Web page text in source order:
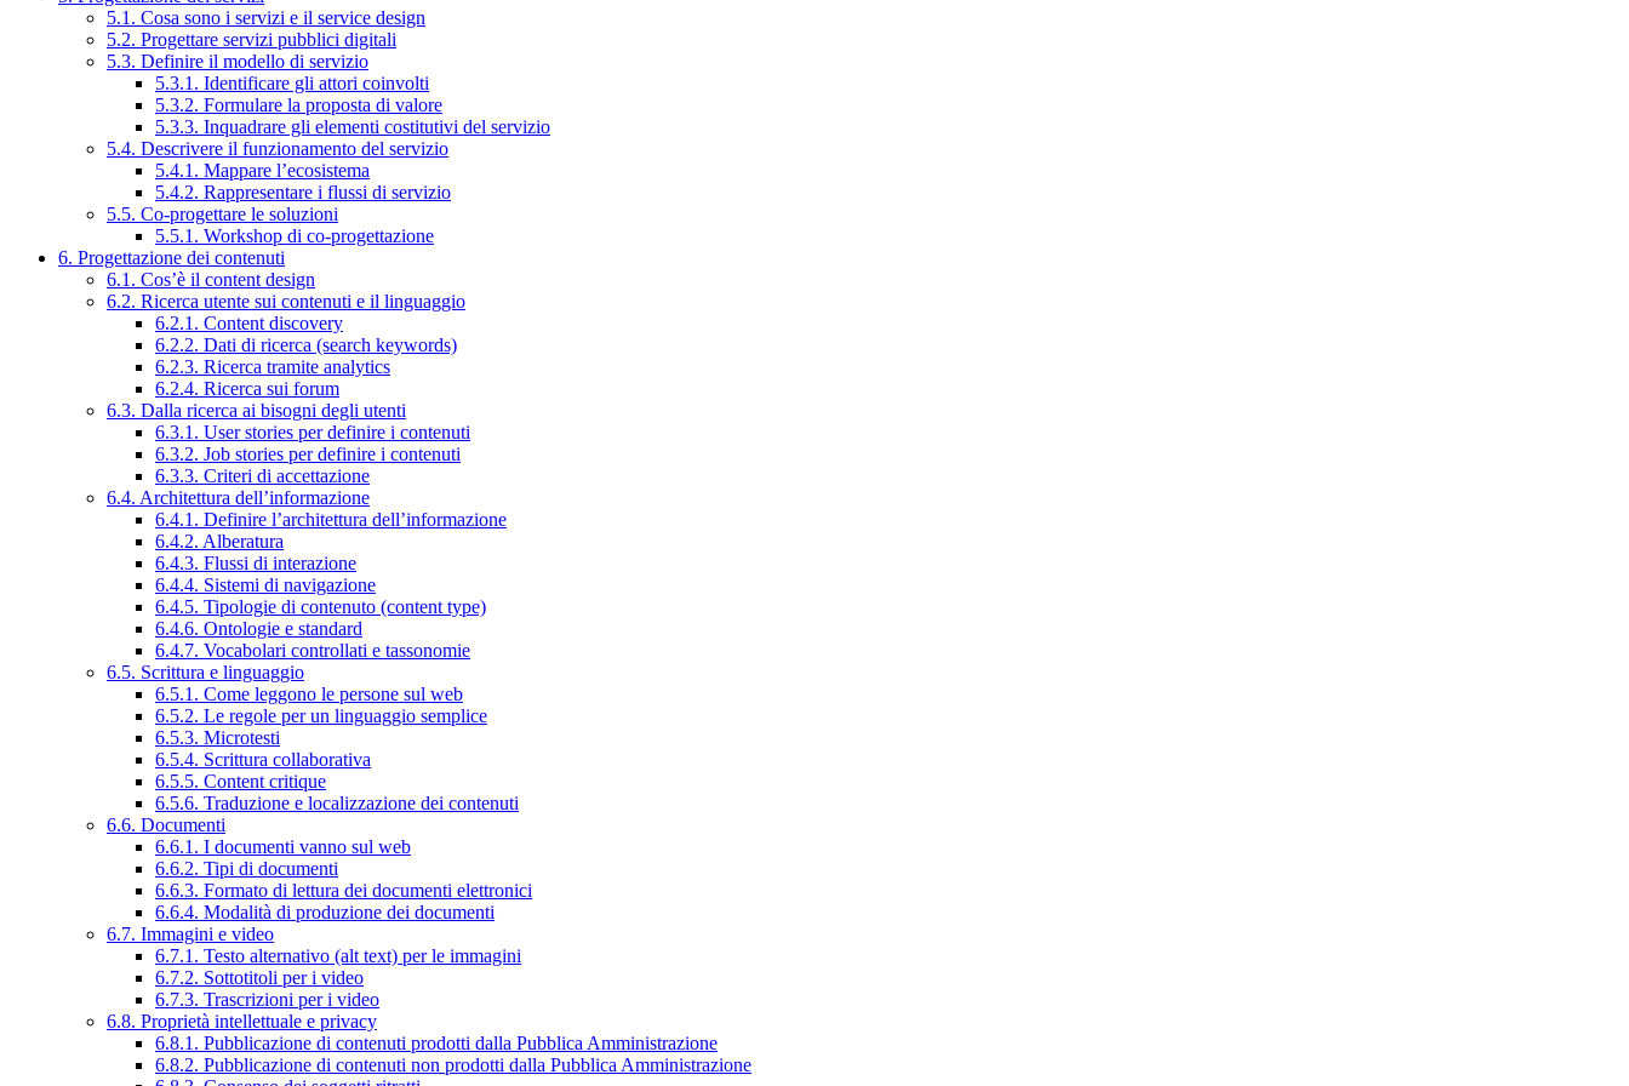
5.1. Cosa sono i servizi e il service design
5.2. Progettare servizi pubblici digitali
5.3. Definire il modello di servizio
5.3.1. Identificare gli attori coinvolti
5.3.2. Formulare la proposta di valore
5.3.3. Inquadrare gli elementi costitutivi del servizio
5.4. Descrivere il funzionamento del servizio
5.4.1. Mappare l’ecosistema
5.4.2. Rappresentare i flussi di servizio
5.5. Co-progettare le soluzioni
5.5.1. Workshop di co-progettazione
6. Progettazione dei contenuti
6.1. Cos’è il content design
6.2. Ricerca utente sui contenuti e il linguaggio
6.2.1. Content discovery
6.2.2. Dati di ricerca (search keywords)
6.2.3. Ricerca tramite analytics
6.2.4. Ricerca sui forum
6.3. Dalla ricerca ai bisogni degli utenti
6.3.1. User stories per definire i contenuti
6.3.2. Job stories per definire i contenuti
6.3.3. Criteri di accettazione
6.4. Architettura dell’informazione
6.4.1. Definire l’architettura dell’informazione
6.4.2. Alberatura
6.4.3. Flussi di interazione
6.4.4. Sistemi di navigazione
6.4.5. Tipologie di contenuto (content type)
6.4.6. Ontologie e standard
6.4.7. Vocabolari controllati e tassonomie
6.5. Scrittura e linguaggio
6.5.1. Come leggono le persone sul web
6.5.2. Le regole per un linguaggio semplice
6.5.3. Microtesti
6.5.4. Scrittura collaborativa
6.5.5. Content critique
6.5.6. Traduzione e localizzazione dei contenuti
6.6. Documenti
6.6.1. I documenti vanno sul web
6.6.2. Tipi di documenti
6.6.3. Formato di lettura dei documenti elettronici
6.6.4. Modalità di produzione dei documenti
6.7. Immagini e video
6.7.1. Testo alternativo (alt text) per le immagini
6.7.2. Sottotitoli per i video
6.7.3. Trascrizioni per i video
6.8. Proprietà intellettuale e privacy
6.8.1. Pubblicazione di contenuti prodotti dalla Pubblica Amministrazione
6.8.2. Pubblicazione di contenuti non prodotti dalla Pubblica Amministrazione